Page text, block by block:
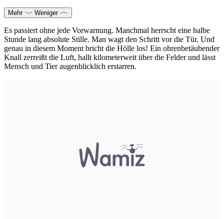
Mehr Weniger
Es passiert ohne jede Vorwarnung. Manchmal herrscht eine halbe
Stunde lang absolute Stille. Man wagt den Schritt vor die Tür. Und
genau in diesem Moment bricht die Hölle los! Ein ohrenbetäubender
Knall zerreißt die Luft, hallt kilometerweit über die Felder und lässt
Mensch und Tier augenblicklich erstarren.